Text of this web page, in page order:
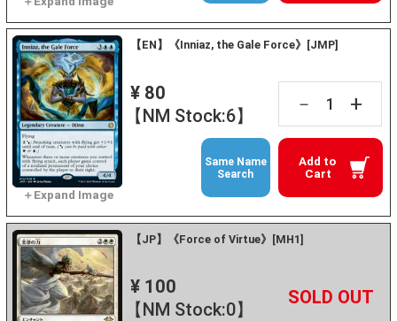
【EN】《Inniaz, the Gale Force》[JMP]
¥ 80
【NM Stock:6】
－ +
Add to
Cart
Same Name
Search
【JP】《Force of Virtue》[MH1]
¥ 100
【NM Stock:0】
－ +